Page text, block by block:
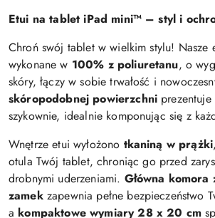
Etui na tablet iPad mini™ – styl i
Chroń swój tablet w wielkim stylu! Nasze
wykonane w 100% z poliuretanu, o
skóry, łączy w sobie trwałość i
skóropodobnej powierzchni
szykownie, idealnie komponując się z
Wnętrze etui wyłożono tkaniną w prążki
otula Twój tablet, chroniąc go przed
drobnymi uderzeniami. Główna komora
zamekzapewnia pełne bezpieczeństwo
a kompaktowe wymiary 28 x 20 cm